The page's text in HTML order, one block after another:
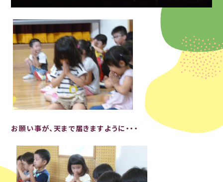
お願い事が、天まで届きますように・・・